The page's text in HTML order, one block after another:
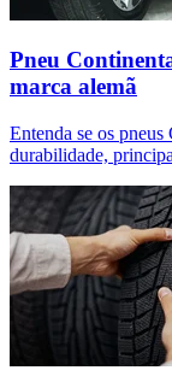
Pneu
marca alemã
Entenda se os
durabilidade,